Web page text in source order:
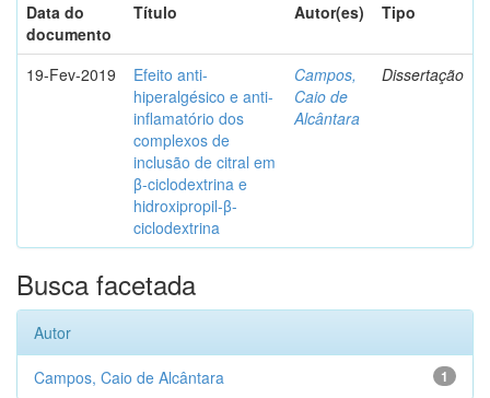
Data do
documento
Título Autor(es) Tipo
19-Fev-2019
Efeito anti-
hiperalgésico e anti-
inflamatório dos
complexos de
inclusão de citral em
β-ciclodextrina e
hidroxipropil-β-
ciclodextrina
Campos,
Caio de
Alcântara
Dissertação
Busca facetada
Autor
1
Campos, Caio de Alcântara